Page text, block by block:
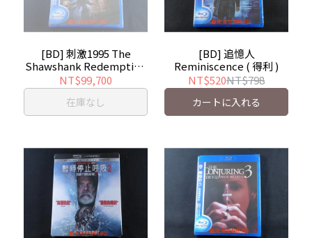
[BD] 刺激1995 The
Shawshank Redemption
( 得利 )
NT$99,700
在庫なし
[BD] 追憶人
Reminiscence ( 得利 )
NT$520NT$798
カートに入れる